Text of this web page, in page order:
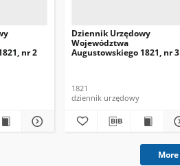
nr 2
Dziennik Urzędowy
Województwa
Augustowskiego 1821, nr 3
1821
dziennik urzędowy
More